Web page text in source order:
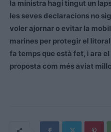
la ministra hagi tingut un
les seves declaracions no
voler ajornar o evitar la
marines per protegir el
fa temps que està fet, i ara
proposta com més aviat